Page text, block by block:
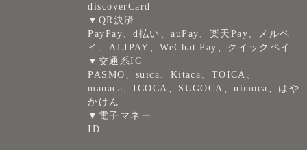
discoverCard
▼QR決済
PayPay、d払い、auPay、楽天Pay、メルペ
イ、ALIPAY、WeChat Pay、クイックペイ
▼交通系IC
PASMO、suica、Kitaca、TOICA、
manaca、ICOCA、SUGOCA、nimoca、はや
かけん
▼電子マネー
ID